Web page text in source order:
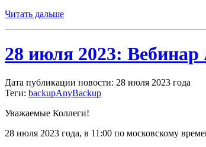
Читать дальше
28 июля 2023:
Дата публикации новости: 28 июля 2023 года
Теги: backupAnyBackup
Уважаемые Коллеги!
28 июля 2023 года, в 11:00 по московскому